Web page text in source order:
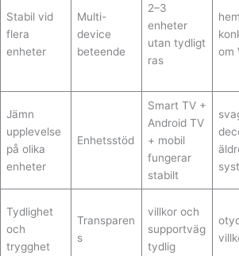
Stabil vid
flera
enheter
Multi-
device
beteende
2–3
enheter
utan tydligt
ras
om
Jämn
upplevelse
på olika
enheter
Enhetsstöd
Smart TV +
Android TV
+ mobil
fungerar
stabilt
Tydlighet
och
trygghet
Transparen
s
villkor och
supportväg
tydlig